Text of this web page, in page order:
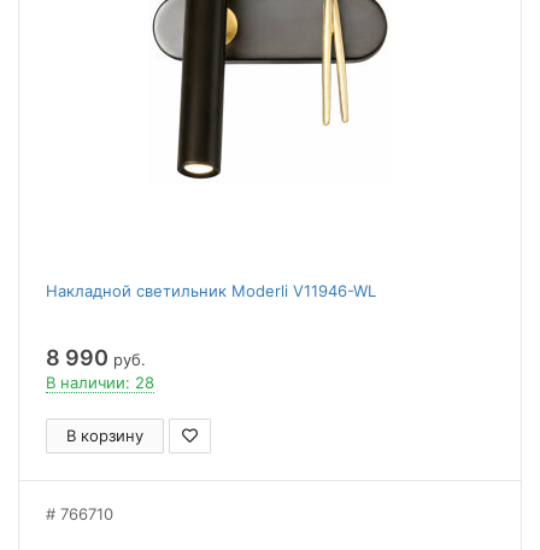
Накладной светильник Moderli V11946-WL
8 990 руб.
В наличии: 28
В корзину
766710